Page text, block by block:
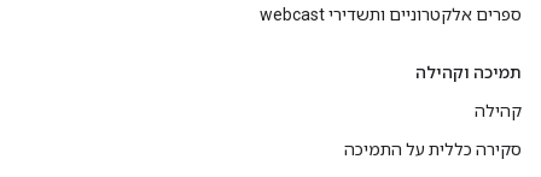
ספרים אלקטרוניים ותשדירי webcast
תמיכה וקהילה
קהילה
סקירה כללית על התמיכה